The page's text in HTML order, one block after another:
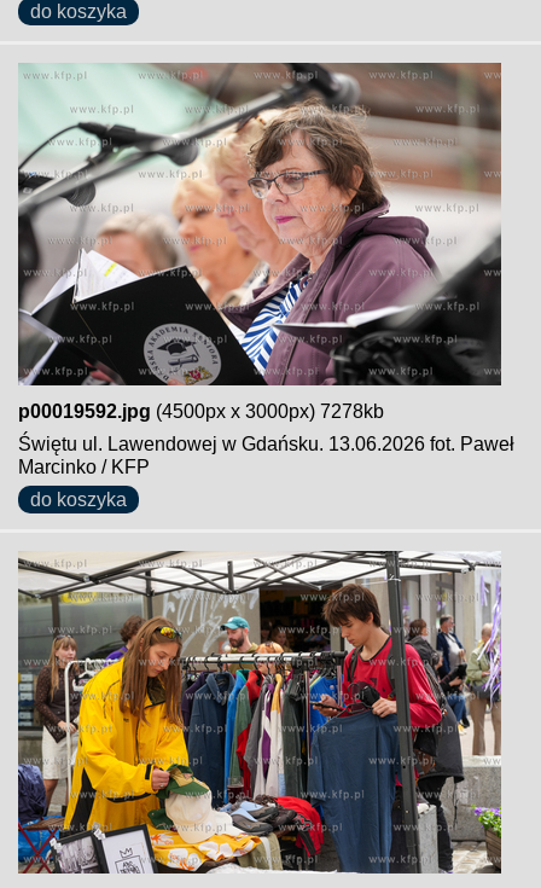
do koszyka
p00019592.jpg (4500px x 3000px) 7278kb
Świętu ul. Lawendowej w Gdańsku. 13.06.2026 fot. Paweł
Marcinko / KFP
do koszyka